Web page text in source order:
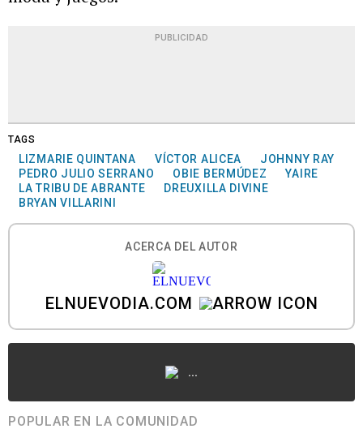
PUBLICIDAD
TAGS
LIZMARIE QUINTANA VÍCTOR ALICEA
JOHNNY RAY
PEDRO JULIO SERRANO
OBIE BERMÚDEZ
YAIRE
LA TRIBU DE ABRANTE
DREUXILLA DIVINE
BRYAN VILLARINI
ACERCA DEL AUTOR
ELNUEVODIA.COM
...
POPULAR EN LA COMUNIDAD